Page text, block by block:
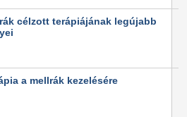
célzott terápiájának legújabb
a mellrák kezelésére